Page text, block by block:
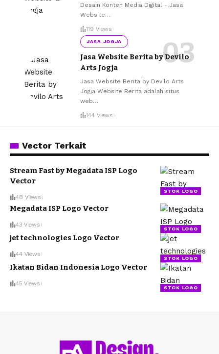
Desain Konten Media Digital - Jasa
Website…
119 Views
JASA JOGJA
Jasa Website Berita by Devilo
Arts Jogja
Jasa Website Berita by Devilo Arts
Jogja Website Berita adalah situs
web…
144 Views
Vector Terkait
STOK LOGO
Stream Fast by Megadata ISP Logo
Vector
48 Views
STOK LOGO
Megadata ISP Logo Vector
43 Views
STOK LOGO
jet technologies Logo Vector
44 Views
STOK LOGO
Ikatan Bidan Indonesia Logo Vector
45 Views